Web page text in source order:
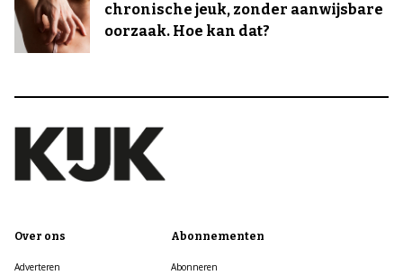
chronische jeuk, zonder aanwijsbare
oorzaak. Hoe kan dat?
Over ons
Adverteren
Abonnementen
Abonneren